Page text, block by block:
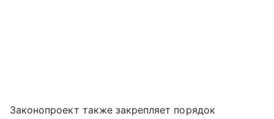
Законопроект также закрепляет порядок